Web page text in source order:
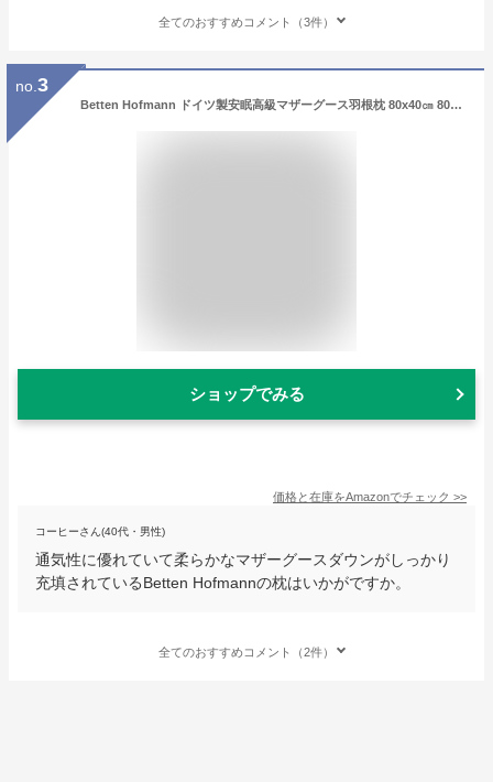
全てのおすすめコメント（3件）
no. 3
Betten Hofmann ドイツ製安眠高級マザーグース羽根枕 80x40㎝ 800g エコテックス認証（枕カバー付）
ショップでみる
価格と在庫をAmazonでチェック >>
コーヒーさん(40代・男性)
通気性に優れていて柔らかなマザーグースダウンがしっかり
充填されているBetten Hofmannの枕はいかがですか。
全てのおすすめコメント（2件）